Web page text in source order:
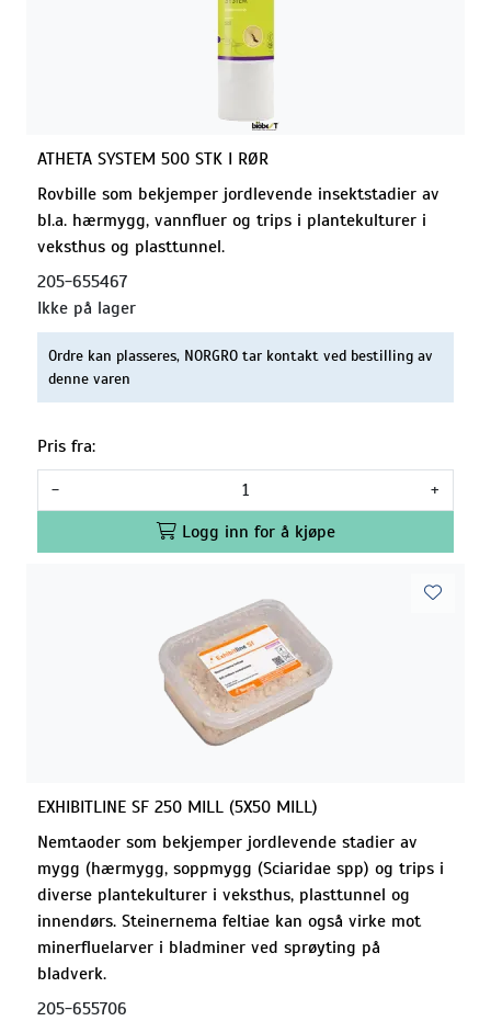
ATHETA SYSTEM 500 STK I RØR
Rovbille som bekjemper jordlevende insektstadier av
bl.a. hærmygg, vannfluer og trips i plantekulturer i
veksthus og plasttunnel.
205-655467
Ikke på lager
Ordre kan plasseres, NORGRO tar kontakt ved bestilling av
denne varen
Pris fra:
-
+
Logg inn for å kjøpe
EXHIBITLINE SF 250 MILL (5X50 MILL)
Nemtaoder som bekjemper jordlevende stadier av
mygg (hærmygg, soppmygg (Sciaridae spp) og trips i
diverse plantekulturer i veksthus, plasttunnel og
innendørs. Steinernema feltiae kan også virke mot
minerfluelarver i bladminer ved sprøyting på
bladverk.
205-655706